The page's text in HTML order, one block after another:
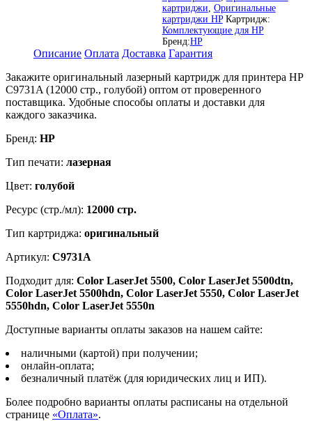
для
HP
LaserJet
5500/
5500N/
5550/
5550N/
5550DN,
картриджи Оригинальные
картриджи HP Картридж:
Комплектующие для HP
Бренд:HP
Описание Оплата Доставка Гарантия
Закажите оригинальный лазерный картридж для принтера HP
C9731A (12000 стр., голубой) оптом от проверенного
поставщика. Удобные способы оплаты и доставки для
каждого заказчика.
Бренд: HP
Тип печати: лазерная
Цвет: голубой
Ресурс (стр./мл): 12000 стр.
Тип картриджа: оригинальный
Артикул: C9731A
Подходит для: Color LaserJet 5500, Color LaserJet 5500dtn,
Color LaserJet 5500hdn, Color LaserJet 5550, Color LaserJet
5550hdn, Color LaserJet 5550n
Доступные варианты оплаты заказов на нашем сайте:
наличными (картой) при получении;
онлайн-оплата;
безналичный платёж (для юридических лиц и ИП).
Более подробно варианты оплаты расписаны на отдельной
странице «Оплата».